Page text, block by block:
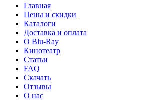
Главная
Цены и скидки
Каталоги
Доставка и оплата
О Blu-Ray
Кинотеатр
Статьи
FAQ
Скачать
Отзывы
О нас